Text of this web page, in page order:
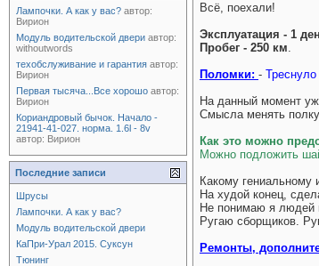
Всё, поехали!
Эксплуатация - 1
Пробег - 250 км.
Поломки: -
На данный момент
Смысла менять
Как это можно
Можно подложить
Какому гениальному
На худой конец,
Не понимаю я людей
Ругаю сборщиков.
Ремонты,
Лампочки. А как у вас? автор:
Вирион
Модуль водительской двери автор:
withoutwords
техобслуживание и гарантия автор:
Вирион
Первая тысяча...Все хорошо автор:
Вирион
Кориандровый бычок. Начало -
21941-41-027. норма. 1.6l - 8v
автор: Вирион
Последние записи
Шрусы
Лампочки. А как у вас?
Модуль водительской двери
КаПри-Урал 2015. Суксун
Тюнинг